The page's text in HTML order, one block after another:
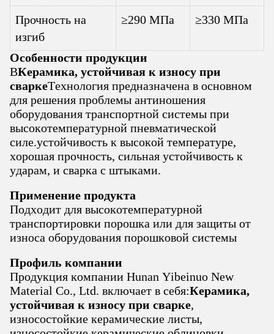
Прочность на
изгиб
≥290 МПа ≥330 МПа
Особенности продукции
ВКерамика, устойчивая к износу при
сваркеТехнология предназначена в основном
для решения проблемы антиношения
оборудования транспортной системы при
высокотемпературной пневматической
силе.устойчивость к высокой температуре,
хорошая прочность, сильная устойчивость к
ударам, и сварка с штыками.
Применение продукта
Подходит для высокотемпературной
транспортировки порошка или для защиты от
износа оборудования порошковой системы
Профиль компании
Продукция компании Hunan Yibeinuo New
Material Co., Ltd. включает в себя:Керамика,
устойчивая к износу при сварке,
износостойкие керамические листы,